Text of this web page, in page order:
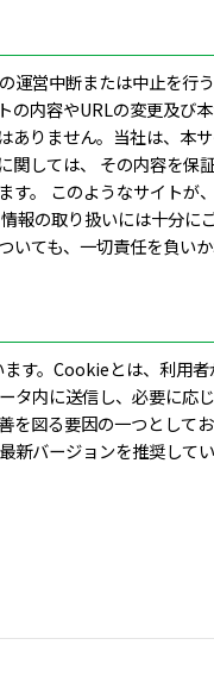
運営中断または中止を行
の内容やURLの変更及び
ありません。当社は、本
関しては、 その内容を保
。 このようなサイトが
報の取り扱いには十分に
ても、一切責任を負いか
す。Cookieとは、利用
タ内に送信し、必要に応
図る要因の一つとしてお
バージョンを推奨してい